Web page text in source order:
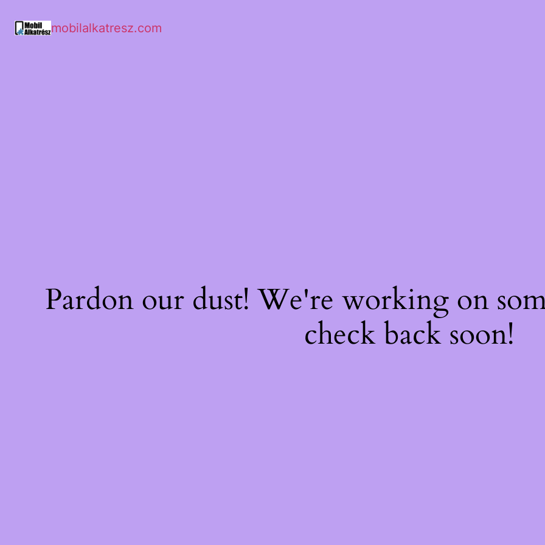
mobilalkatresz.com
Pardon our dust! We're working on
check back soon!